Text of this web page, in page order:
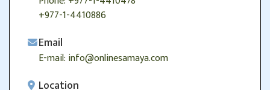
+977-1-4410886
Email
E-mail: info@onlinesamaya.com
Location